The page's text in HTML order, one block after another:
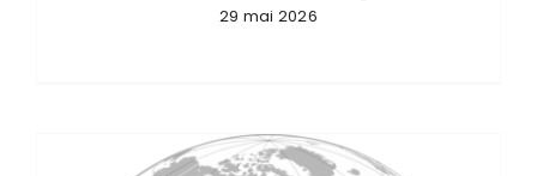
29 mai 2026